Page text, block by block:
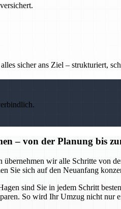
sicher ans Ziel – strukturiert,
– von der Planung bis
wir alle Schritte von
Sie sich auf den Neuanfang
sind Sie in jedem Schritt
So wird Ihr Umzug nicht nur